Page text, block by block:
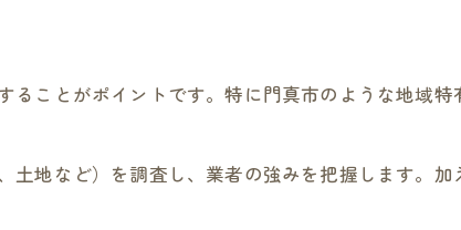
スク対策を紹介
ことがポイントです。特に門真市のような地域特
地など）を調査し、業者の強みを把握します。加